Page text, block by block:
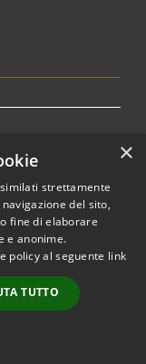
×
strettamente
del sito,
fine di elaborare
e anonime.
policy al seguente link
TUTTO